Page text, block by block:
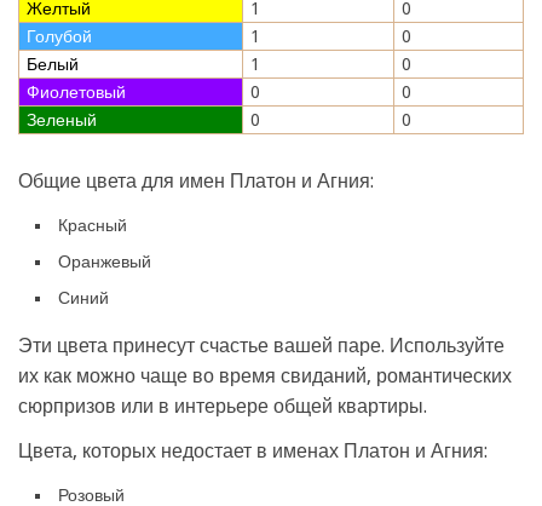
Желтый 1
0
Голубой
1
0
Белый
1
0
Фиолетовый
0
0
Зеленый
0 0
Общие цвета для имен Платон и Агния:
Красный
Оранжевый
Синий
Эти цвета принесут счастье вашей паре. Используйте
их как можно чаще во время свиданий, романтических
сюрпризов или в интерьере общей квартиры.
Цвета, которых недостает в именах Платон и Агния:
Розовый